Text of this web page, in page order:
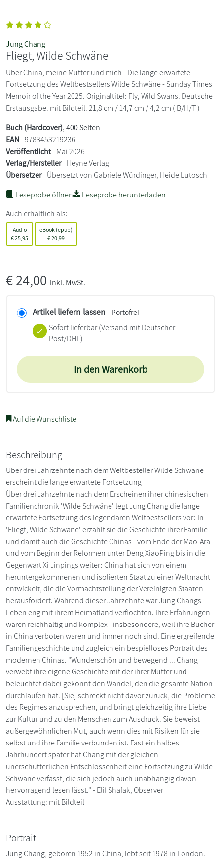
Jung Chang
Fliegt, Wilde Schwäne
Über China, meine Mutter und mich - Die lange erwartete
Fortsetzung des Weltbestsellers Wilde Schwäne - Sunday Times
Memoir of the Year 2025. Originaltitel: Fly, Wild Swans. Deutsche
Erstausgabe. mit Bildteil. 21,8 cm / 14,7 cm / 4,2 cm ( B/H/T )
Buch (Hardcover), 400 Seiten
EAN 9783453219236
Veröffentlicht Mai 2026
Verlag/Hersteller Heyne Verlag
Übersetzer Übersetzt von Gabriele Würdinger, Heide Lutosch
Leseprobe öffnen
Leseprobe herunterladen
Auch erhältlich als:
Audio
€25,95
eBook (epub)
€20,99
€24,00 inkl. MwSt.
Artikel liefern lassen - Portofrei
Sofort lieferbar(Versand mit Deutscher
Post/DHL)
In den Warenkorb
Auf die Wunschliste
Beschreibung
Über drei Jahrzehnte nach dem Weltbesteller Wilde Schwäne
erscheint die lange erwartete Fortsetzung
Über drei Jahrzehnte nach dem Erscheinen ihrer chinesischen
Familienchronik 'Wilde Schwäne' legt Jung Chang die lange
erwartete Fortsetzung des legendären Weltbestsellers vor: In
'Fliegt, Wilde Schwäne' erzählt sie die Geschichte ihrer Familie -
und damit auch die Geschichte Chinas - vom Ende der Mao-Ära
und vom Beginn der Reformen unter Deng XiaoPing bis in die
Gegenwart Xi Jinpings weiter: China hat sich von einem
heruntergekommenen und isolierten Staat zu einer Weltmacht
entwickelt, die die Vormachtstellung der Vereinigten Staaten
herausfordert. Während dieser Jahrzehnte war Jung Changs
Leben eng mit ihrem Heimatland verflochten. Ihre Erfahrungen
waren reichhaltig und komplex - insbesondere, weil ihre Bücher
in China verboten waren und immer noch sind. Eine ergreifende
Familiengeschichte und zugleich ein bespielloses Portrait des
modernen Chinas. "Wunderschön und bewegend ... Chang
verwebt ihre eigene Geschichte mit der ihrer Mutter und
beleuchtet dabei gekonnt den Wandel, den die gesamte Nation
durchlaufen hat. [Sie] schreckt nicht davor zurück, die Probleme
des Regimes anzusprechen, und bringt gleichzeitig ihre Liebe
zur Kultur und zu den Menschen zum Ausdruck. Sie beweist
außergewöhnlichen Mut, auch wenn dies mit Risiken für sie
selbst und ihre Familie verbunden ist. Fast ein halbes
Jahrhundert später hat Chang mit der gleichen
unerschütterlichen Entschlossenheit eine Fortsetzung zu Wilde
Schwäne verfasst, die sich jedoch auch unabhängig davon
hervorragend lesen lässt." - Elif Shafak, Observer
Ausstattung: mit Bildteil
Portrait
Jung Chang, geboren 1952 in China, lebt seit 1978 in London.